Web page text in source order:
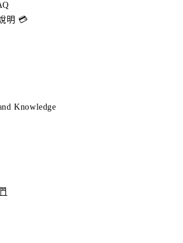
明 💳
Knowledge